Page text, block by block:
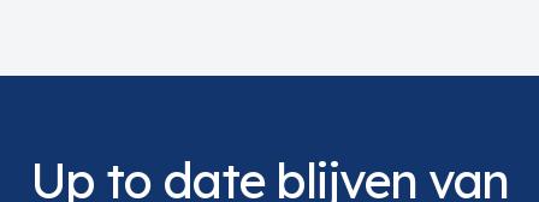
Up to date blijven van